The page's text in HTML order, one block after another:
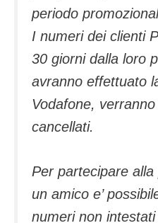
periodo
I numeri dei clienti
30 giorni dalla loro
avranno effettuato
Vodafone,
cancellati.
Per partecipare
un amico e’
numeri non